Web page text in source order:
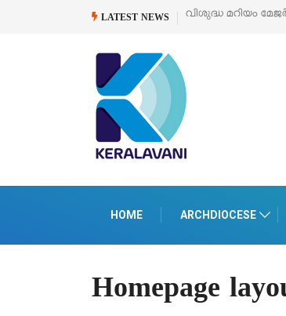
LATEST NEWS വിശുദ്ധ മറിയം
HOME ARCHDIOCESE
Homepage